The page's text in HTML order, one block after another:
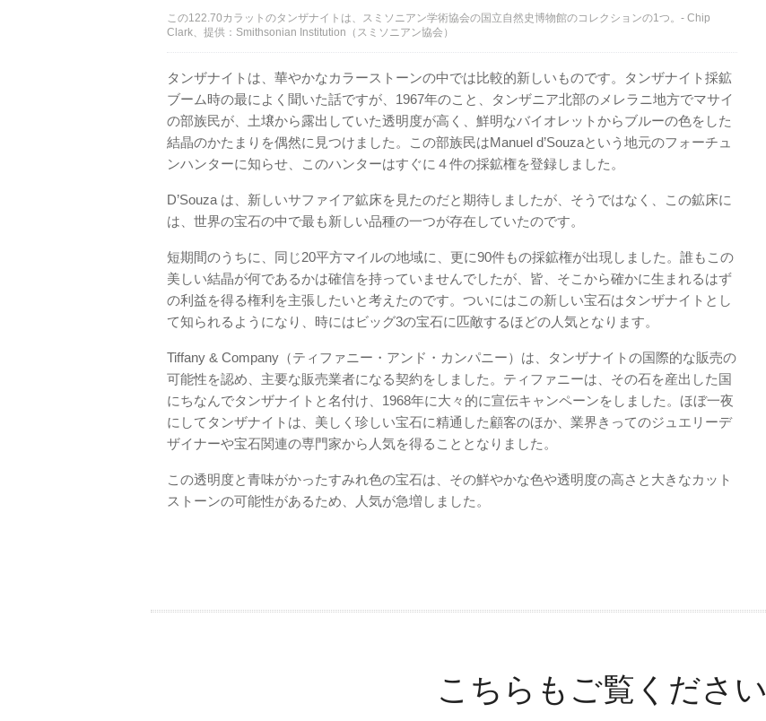
この122.70カラットのタンザナイトは、スミソニアン学術協会の国立自然史博物館のコレクションの1つ。- Chip
Clark、提供：Smithsonian Institution（スミソニアン協会）
タンザナイトは、華やかなカラーストーンの中では比較的新しいものです。タンザナイト採鉱
ブーム時の最によく聞いた話ですが、1967年のこと、タンザニア北部のメレラニ地方でマサイ
の部族民が、土壌から露出していた透明度が高く、鮮明なバイオレットからブルーの色をした
結晶のかたまりを偶然に見つけました。この部族民はManuel d’Souzaという地元のフォーチュ
ンハンターに知らせ、このハンターはすぐに４件の採鉱権を登録しました。
D’Souza は、新しいサファイア鉱床を見たのだと期待しましたが、そうではなく、この鉱床に
は、世界の宝石の中で最も新しい品種の一つが存在していたのです。
短期間のうちに、同じ20平方マイルの地域に、更に90件もの採鉱権が出現しました。誰もこの
美しい結晶が何であるかは確信を持っていませんでしたが、皆、そこから確かに生まれるはず
の利益を得る権利を主張したいと考えたのです。ついにはこの新しい宝石はタンザナイトとし
て知られるようになり、時にはビッグ3の宝石に匹敵するほどの人気となります。
Tiffany & Company（ティファニー・アンド・カンパニー）は、タンザナイトの国際的な販売の
可能性を認め、主要な販売業者になる契約をしました。ティファニーは、その石を産出した国
にちなんでタンザナイトと名付け、1968年に大々的に宣伝キャンペーンをしました。ほぼ一夜
にしてタンザナイトは、美しく珍しい宝石に精通した顧客のほか、業界きってのジュエリーデ
ザイナーや宝石関連の専門家から人気を得ることとなりました。
この透明度と青味がかったすみれ色の宝石は、その鮮やかな色や透明度の高さと大きなカット
ストーンの可能性があるため、人気が急増しました。
こちらもご覧ください